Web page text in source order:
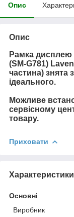
Опис
Опис
Рамка дисплею
(SM-G781)
частина) знята
ідеального.
Можливе
сервісному
товару.
Приховати
Характеристики
Основні
Виробник